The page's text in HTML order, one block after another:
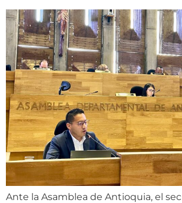
Ante la Asamblea de Antioquia, el